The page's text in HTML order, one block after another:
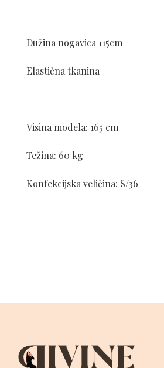
Dužina nogavica 115cm
Elastična tkanina
Visina modela: 165 cm
Težina: 60 kg
Konfekcijska veličina: S/36